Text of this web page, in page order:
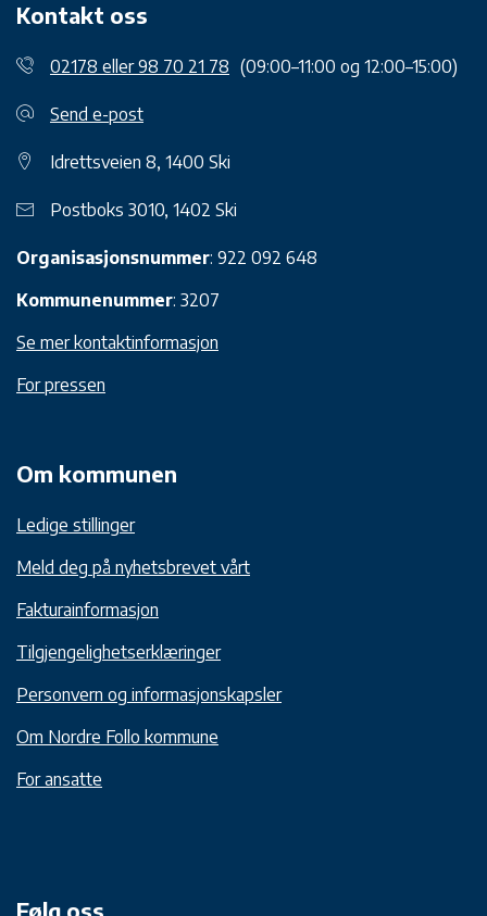
Kontakt oss
02178 eller 98 70 21 78 (09:00–11:00 og 12:00–15:00)
Send e-post
Idrettsveien 8, 1400 Ski
Postboks 3010, 1402 Ski
Organisasjonsnummer: 922 092 648
Kommunenummer: 3207
Se mer kontaktinformasjon
For pressen
Om kommunen
Ledige stillinger
Meld deg på nyhetsbrevet vårt
Fakturainformasjon
Tilgjengelighetserklæringer
Personvern og informasjonskapsler
Om Nordre Follo kommune
For ansatte
Følg oss